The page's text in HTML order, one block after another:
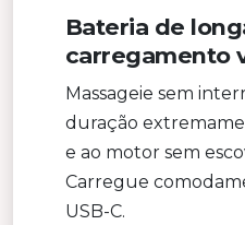
Bateria de
carregamento
Massageie sem
duração
e ao motor sem
Carregue
USB-C.